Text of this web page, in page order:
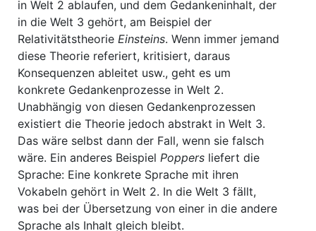
in Welt 2 ablaufen, und dem Gedankeninhalt, der
in die Welt 3 gehört, am Beispiel der
Relativitätstheorie Einsteins. Wenn immer jemand
diese Theorie referiert, kritisiert, daraus
Konsequenzen ableitet usw., geht es um
konkrete Gedankenprozesse in Welt 2.
Unabhängig von diesen Gedankenprozessen
existiert die Theorie jedoch abstrakt in Welt 3.
Das wäre selbst dann der Fall, wenn sie falsch
wäre. Ein anderes Beispiel Poppers liefert die
Sprache: Eine konkrete Sprache mit ihren
Vokabeln gehört in Welt 2. In die Welt 3 fällt,
was bei der Übersetzung von einer in die andere
Sprache als Inhalt gleich bleibt.